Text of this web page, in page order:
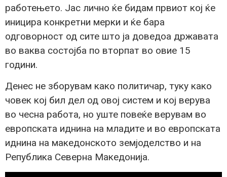
работењето. Јас лично ќе бидам првиот кој ќе
иницира конкретни мерки и ќе бара
одговорност од сите што ја доведоа државата
во ваква состојба по вторпат во овие 15
години.
Денес не зборувам како политичар, туку како
човек кој бил дел од овој систем и кој верува
во чесна работа, но уште повеќе верувам во
европската иднина на младите и во европската
иднина на македонското земјоделство и на
Република Северна Македонија.